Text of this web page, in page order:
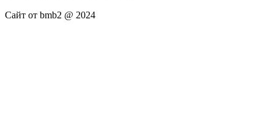
Сайт от bmb2 @ 2024